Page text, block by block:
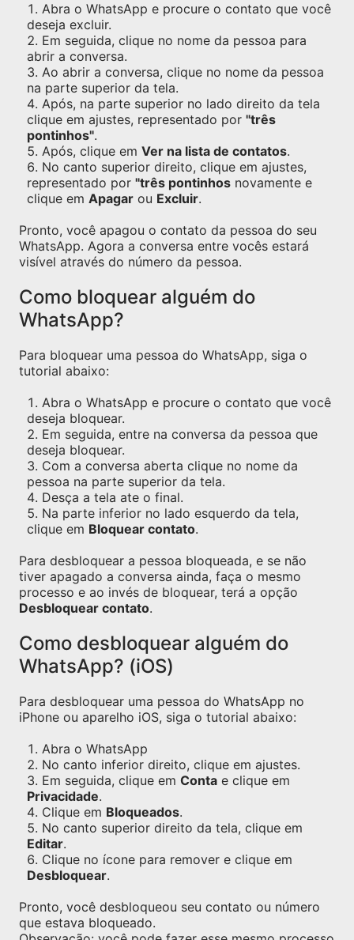
Abra o WhatsApp e procure o contato que você
deseja excluir.
Em seguida, clique no nome da pessoa para
abrir a conversa.
Ao abrir a conversa, clique no nome da pessoa
na parte superior da tela.
Após, na parte superior no lado direito da tela
clique em ajustes, representado por "três
pontinhos".
Após, clique em Ver na lista de contatos.
No canto superior direito, clique em ajustes,
representado por "três pontinhos novamente e
clique em Apagar ou Excluir.
Pronto, você apagou o contato da pessoa do seu
WhatsApp. Agora a conversa entre vocês estará
visível através do número da pessoa.
Como bloquear alguém do
WhatsApp?
Para bloquear uma pessoa do WhatsApp, siga o
tutorial abaixo:
Abra o WhatsApp e procure o contato que você
deseja bloquear.
Em seguida, entre na conversa da pessoa que
deseja bloquear.
Com a conversa aberta clique no nome da
pessoa na parte superior da tela.
Desça a tela ate o final.
Na parte inferior no lado esquerdo da tela,
clique em Bloquear contato.
Para desbloquear a pessoa bloqueada, e se não
tiver apagado a conversa ainda, faça o mesmo
processo e ao invés de bloquear, terá a opção
Desbloquear contato.
Como desbloquear alguém do
WhatsApp? (iOS)
Para desbloquear uma pessoa do WhatsApp no
iPhone ou aparelho iOS, siga o tutorial abaixo:
Abra o WhatsApp
No canto inferior direito, clique em ajustes.
Em seguida, clique em Conta e clique em
Privacidade.
Clique em Bloqueados.
No canto superior direito da tela, clique em
Editar.
Clique no ícone para remover e clique em
Desbloquear.
Pronto, você desbloqueou seu contato ou número
que estava bloqueado.